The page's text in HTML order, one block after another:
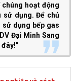
hoạt động
sử dụng. Để chủ
dụng bếp gas
Đại Minh Sang